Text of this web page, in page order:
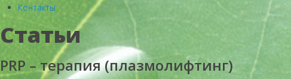
Контакты
Статьи
PRP – терапия (плазмолифтинг)